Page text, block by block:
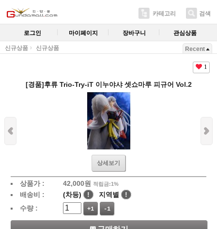
카테고리 검색
로그인 마이페이지 장바구니 관심상품
신규상품 신규상품 Recent
1
[경품]후류 Trio-Try-iT 이누야샤 셋쇼마루 피규어 Vol.2
상세보기
상품가 : 42,000원 적립금:1%
배송비 : (차등) ! 지역별
!
수량 :
+1 -1